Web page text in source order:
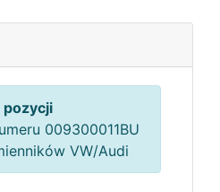
pozycji
009300011BU
VW/Audi